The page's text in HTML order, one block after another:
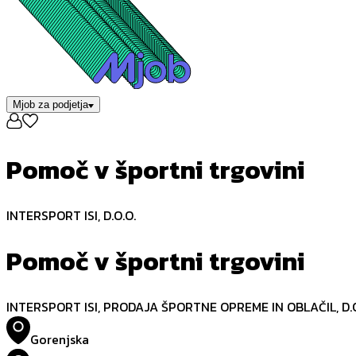
Mjob za podjetja
Pomoč v športni trgovini
INTERSPORT ISI, D.O.O.
Pomoč v športni trgovini
INTERSPORT ISI, PRODAJA ŠPORTNE OPREME IN OBLAČIL,
Gorenjska